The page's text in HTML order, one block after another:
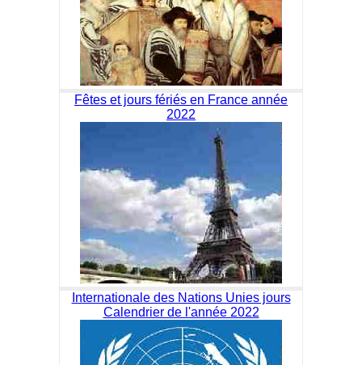
Fêtes et jours fériés en France année
2022
Internationale des Nations Unies jours
Calendrier de l'année 2022